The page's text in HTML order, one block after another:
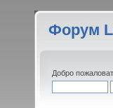
Форум
Добро